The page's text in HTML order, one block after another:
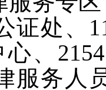
证处、
、
服务人